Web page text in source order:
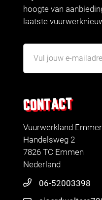
CONTACT
Vuurwerkland
Handelsweg 2
7826 TC Emmen
Nederland
06-52003398
hoogte van
laatste